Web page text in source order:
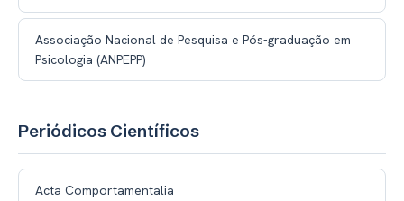
Associação Nacional de Pesquisa e Pós-graduação em
Psicologia (ANPEPP)
Periódicos Científicos
Acta Comportamentalia